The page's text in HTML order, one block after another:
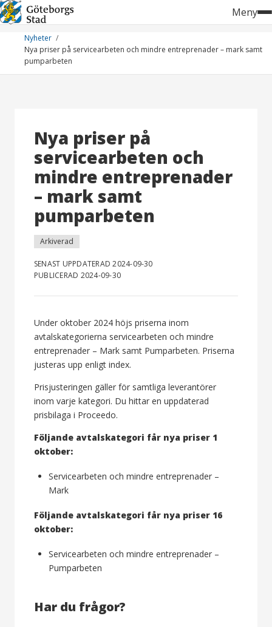
Hoppa
till
innehåll
Meny
Nyheter
Nya priser på servicearbeten och mindre entreprenader – mark samt
pumparbeten
Nya priser på
servicearbeten och
mindre entreprenader
– mark samt
pumparbeten
Arkiverad
SENAST UPPDATERAD 2024-09-30
PUBLICERAD 2024-09-30
Under oktober 2024 höjs priserna inom
avtalskategorierna servicearbeten och mindre
entreprenader – Mark samt Pumparbeten. Priserna
justeras upp enligt index.
Prisjusteringen gäller för samtliga leverantörer
inom varje kategori. Du hittar en uppdaterad
prisbilaga i Proceedo.
Följande avtalskategori får nya priser 1
oktober:
Servicearbeten och mindre entreprenader –
Mark
Följande avtalskategori får nya priser 16
oktober:
Servicearbeten och mindre entreprenader –
Pumparbeten
Har du frågor?